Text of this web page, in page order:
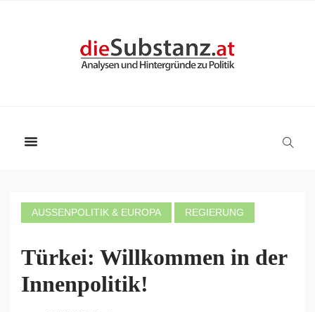
AUSSENPOLITIK & EUROPA REGIERUNG
Türkei: Willkommen in der
Innenpolitik!